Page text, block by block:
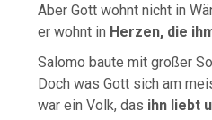
Aber Gott wohnt nicht in
er wohnt in Herzen, die
Salomo baute mit großer
Doch was Gott sich am
war ein Volk, das ihn liebt